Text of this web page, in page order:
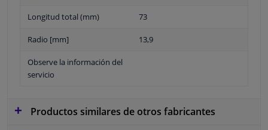
Longitud total (mm) 73
Radio [mm] 13,9
Observe la información del
servicio
Productos similares de otros fabricantes